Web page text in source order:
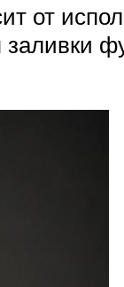
от
заливки